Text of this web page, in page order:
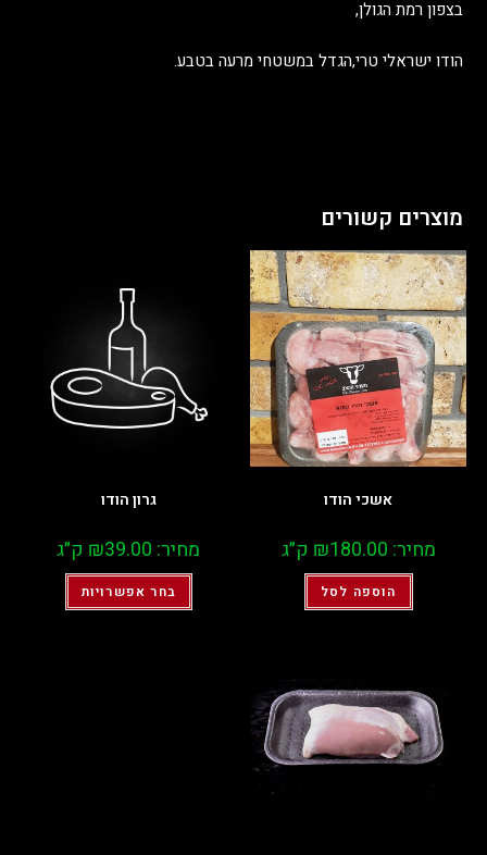
בצפון רמת הגולן,
הודו ישראלי טרי,הגדל במשטחי מרעה בטבע.
מוצרים קשורים
אשכי הודו
מחיר: ₪180.00 ק״ג
הוספה לסל
גרון הודו
מחיר: ₪39.00 ק״ג
בחר אפשרויות